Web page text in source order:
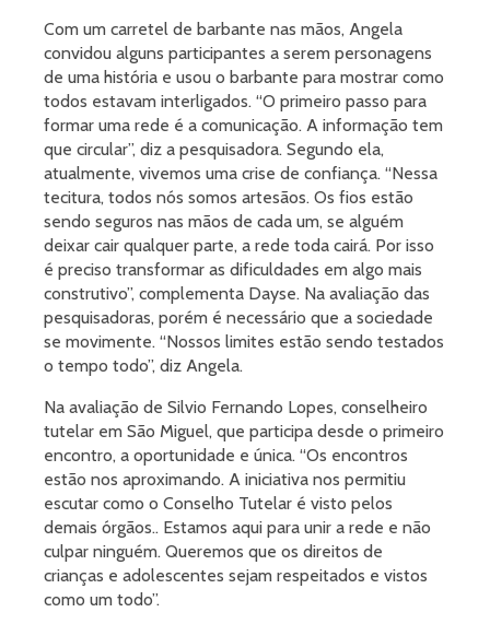
Com um carretel de barbante nas mãos, Angela
convidou alguns participantes a serem personagens
de uma história e usou o barbante para mostrar como
todos estavam interligados. “O primeiro passo para
formar uma rede é a comunicação. A informação tem
que circular”, diz a pesquisadora. Segundo ela,
atualmente, vivemos uma crise de confiança. “Nessa
tecitura, todos nós somos artesãos. Os fios estão
sendo seguros nas mãos de cada um, se alguém
deixar cair qualquer parte, a rede toda cairá. Por isso
é preciso transformar as dificuldades em algo mais
construtivo”, complementa Dayse. Na avaliação das
pesquisadoras, porém é necessário que a sociedade
se movimente. “Nossos limites estão sendo testados
o tempo todo”, diz Angela.
Na avaliação de Silvio Fernando Lopes, conselheiro
tutelar em São Miguel, que participa desde o primeiro
encontro, a oportunidade e única. “Os encontros
estão nos aproximando. A iniciativa nos permitiu
escutar como o Conselho Tutelar é visto pelos
demais órgãos.. Estamos aqui para unir a rede e não
culpar ninguém. Queremos que os direitos de
crianças e adolescentes sejam respeitados e vistos
como um todo”.